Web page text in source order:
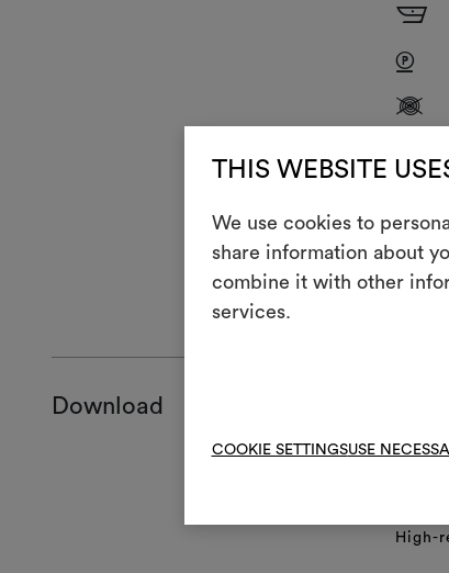
THIS WEBSITE
We use cookies to
share information about
combine it with other
services.
COOKIE SETTINGSUSE
I
P
V
R
Per
Download
High-